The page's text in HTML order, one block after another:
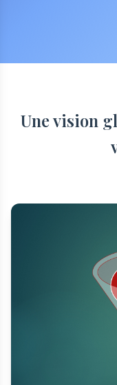
Une vision